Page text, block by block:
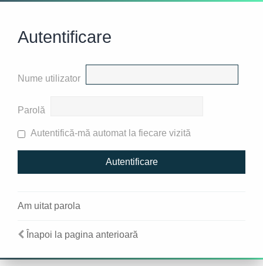
Autentificare
Nume utilizator
Parolă
Autentifică-mă automat la fiecare vizită
Am uitat parola
Înapoi la pagina anterioară